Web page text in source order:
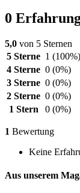
0
5,0 von 5 Sternen
5 Sterne 1 (100%)
4 Sterne 0 (0%)
3 Sterne 0 (0%)
2 Sterne 0 (0%)
1 Stern
0 (0%)
1 Bewertung
Keine
Aus unserem